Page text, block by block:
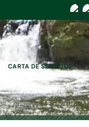
CARTA DE SERVIÇOS